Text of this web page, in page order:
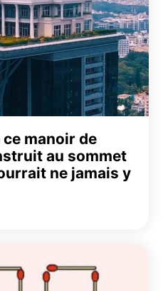
manoir de
au sommet
ne jamais y